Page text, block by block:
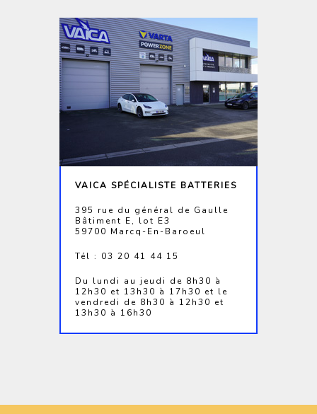
VAICA SPÉCIALISTE BATTERIES
395 rue du général de Gaulle
Bâtiment E, lot E3
59700 Marcq-En-Baroeul
Tél : 03 20 41 44 15
Du lundi au jeudi de 8h30 à
12h30 et 13h30 à 17h30 et le
vendredi de 8h30 à 12h30 et
13h30 à 16h30